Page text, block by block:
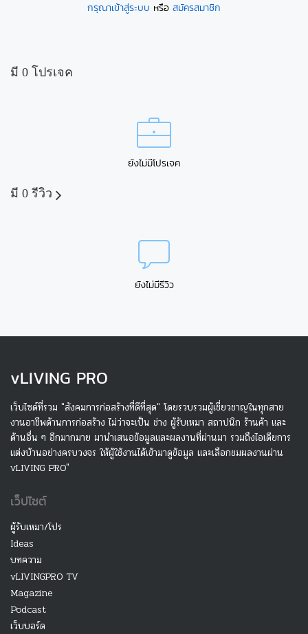
กรุณาเข้าสู่ระบบ หรือ สมัครสมาชิก
มี 0 โปรเจค
ยังไม่มีโปรเจค
มี 0 รีวิว
ยังไม่มีรีวิว
vLIVING PRO
เว็บไซด์ที่รวม "สังคมการก่อสร้างที่ดีที่สุด" โดยรวบรวมผู้เชี่ยวชาญในทุกสาย
งานอาชีพด้านการก่อสร้าง ไม่ว่าจะเป็น ช่าง ผู้รับเหมา สถาปนิก ร้านค้า และ
ด้านอื่น ๆ อีกมากมาย มานำเสนอข้อมูลและผลงานที่ผ่านมา รวมถึงไอเดียการ
แต่งบ้านอย่างครบวงจร ให้ผู้ใช้งานได้เข้ามาดูข้อมูล และเลือกชมผลงานผ่าน
vLIVING PRO"
เว็ปไซต์
ผู้รับเหมา/โปร
Ideas
บทความ
vLIVINGPRO TV
Magazine
Podcast
เว็บบอร์ด